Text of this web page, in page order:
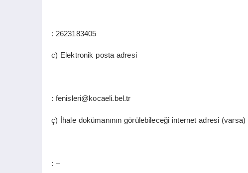
: 2623183405
c) Elektronik posta adresi
: fenisleri@kocaeli.bel.tr
ç) İhale dokümanının görülebileceği internet adresi (varsa)
: –